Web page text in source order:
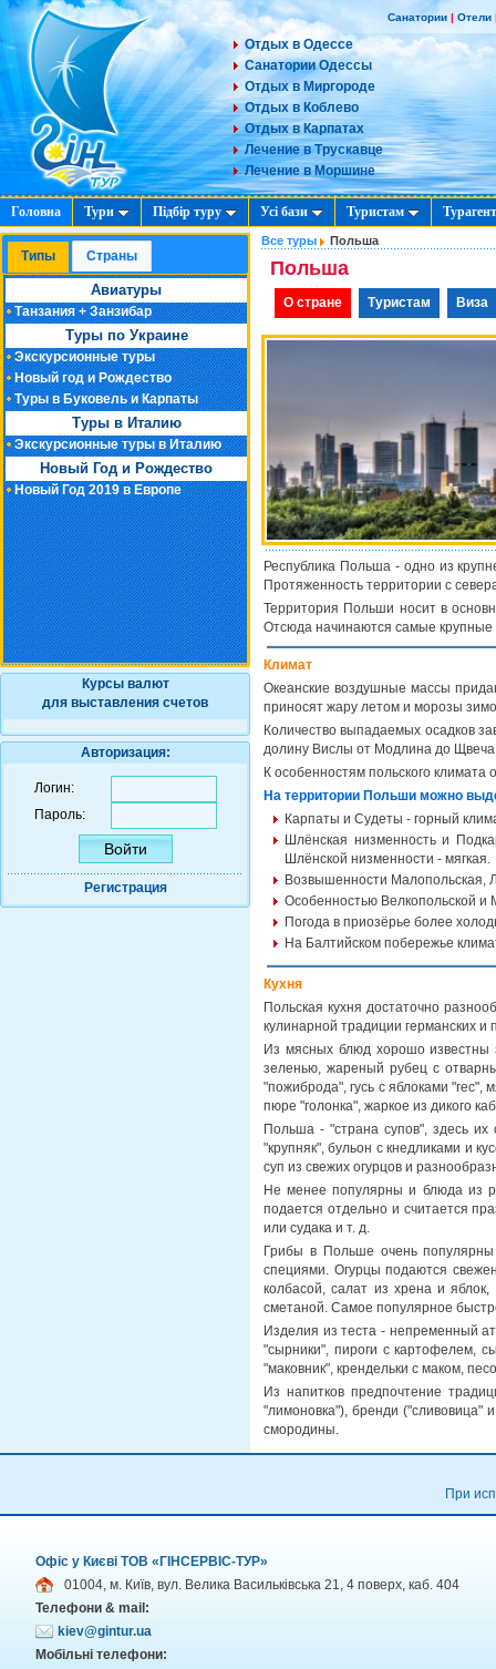
Санатории | Отели
Отдых в Одессе
Санатории Одессы
Отдых в Миргороде
Отдых в Коблево
Отдых в Карпатах
Лечение в Трускавце
Лечение в Моршине5%
Головна Тури Підбір туру Усі бази Туристам
Типы Cтраны
Авиатуры
Танзания + Занзибар
Туры по Украине
Экскурсионные туры
Новый год и Рождество
Туры в Буковель и Карпаты
Туры в Италию
Экскурсионные туры в Италию
Новый Год и Рождество
Новый Год 2019 в Европе
Курсы валют
для выставления счетов
Авторизация:
Логин:
Пароль:
Регистрация
Все туры Польша
Польша
О стране Туристам Виза
Республика Польша - одно из
Протяженность территории с
Территория Польши носит в
Отсюда начинаются самые крупные
Климат
Океанские воздушные массы
приносят жару летом и морозы
Количество выпадаемых осадков
долину Вислы от Модлина до Щвеча.
К особенностям польского
На территории Польши можно
Карпаты и Судеты - горный
Шлёнская низменность и
Шлёнской низменности - мягкая.
Возвышенности Малопольская,
Особенностью Велкопольской и
Погода в приозёрье более
На Балтийском побережье
Кухня
Польская кухня достаточно
кулинарной традиции германских
Из мясных блюд хорошо известны
зеленью, жареный рубец с
"пожиброда", гусь с яблоками
пюре "голонка", жаркое из дикого
Польша - "страна супов", здесь
"крупняк", бульон с кнедликами и
суп из свежих огурцов и
Не менее популярны и блюда из
подается отдельно и считается
или судака и т. д.
Грибы в Польше очень
специями. Огурцы подаются
колбасой, салат из хрена и
сметаной. Самое популярное
Изделия из теста - непременный
"сырники", пироги с картофелем,
"маковник", крендельки с маком,
Из напитков предпочтение
"лимоновка"), бренди ("сливовица"
смородины.
При
Офіс у Києві ТОВ «ГІНСЕРВІС-ТУР»
01004, м. Київ, вул. Велика Васильківська 21, 4 поверх, каб. 404
Телефони & mail:
kiev@gintur.ua
Мобільні телефони: